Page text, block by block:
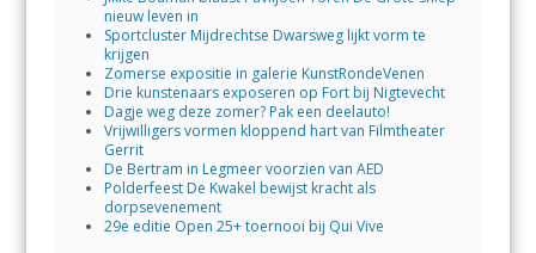
nieuw leven in
Sportcluster Mijdrechtse Dwarsweg lijkt vorm te
krijgen
Zomerse expositie in galerie KunstRondeVenen
Drie kunstenaars exposeren op Fort bij Nigtevecht
Dagje weg deze zomer? Pak een deelauto!
Vrijwilligers vormen kloppend hart van Filmtheater
Gerrit
De Bertram in Legmeer voorzien van AED
Polderfeest De Kwakel bewijst kracht als
dorpsevenement
29e editie Open 25+ toernooi bij Qui Vive